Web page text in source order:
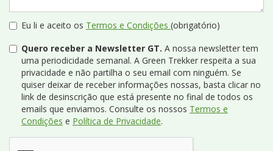
Eu li e aceito os Termos e Condições (obrigatório)
Quero receber a Newsletter GT. A nossa newsletter tem
uma periodicidade semanal. A Green Trekker respeita a sua
privacidade e não partilha o seu email com ninguém. Se
quiser deixar de receber informações nossas, basta clicar no
link de desinscrição que está presente no final de todos os
emails que enviamos. Consulte os nossos Termos e
Condições e Política de Privacidade.